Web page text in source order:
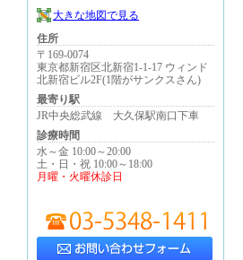
大きな地図で見る
住所
〒169-0074
東京都新宿区北新宿1-1-17 ウィンド
北新宿ビル2F(1階がサンクスさん)
最寄り駅
JR中央総武線 大久保駅南口下車
診療時間
水～金 10:00～20:00
土・日・祝 10:00～18:00
月曜・火曜休診日